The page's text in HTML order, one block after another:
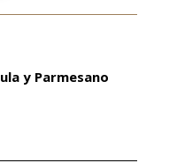
y Parmesano